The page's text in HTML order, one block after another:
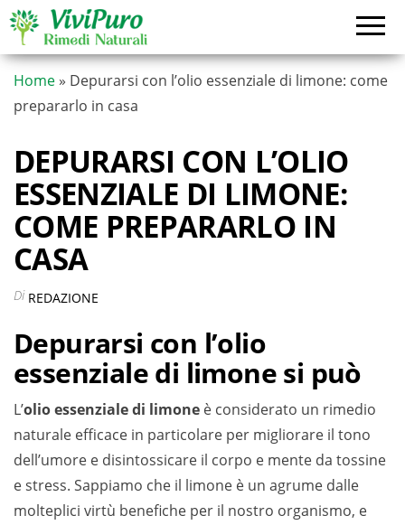
Vai
contenuto
Home » Depurarsi con l’olio essenziale di limone: come
prepararlo in casa
DEPURARSI CON L’OLIO
ESSENZIALE DI LIMONE:
COME PREPARARLO IN
CASA
Di REDAZIONE
Depurarsi con l’olio
essenziale di limone si può
L’olio essenziale di limone è considerato un rimedio
naturale efficace in particolare per migliorare il tono
dell’umore e disintossicare il corpo e mente da tossine
e stress. Sappiamo che il limone è un agrume dalle
molteplici virtù benefiche per il nostro organismo, e